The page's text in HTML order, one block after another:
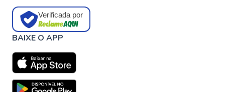
Verificada por
BAIXE O APP